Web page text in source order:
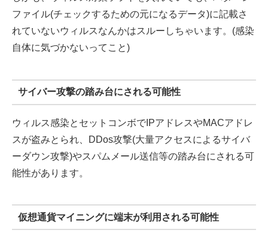
ファイル(チェックするための元になるデータ)に記載さ
れていないウィルスなんかはスルーしちゃいます。(感染
自体に気づかないってこと)
サイバー攻撃の踏み台にされる可能性
ウィルス感染とセットコンボでIPアドレスやMACアドレ
スが盗みとられ、DDos攻撃(大量アクセスによるサイバ
ーダウン攻撃)やスパムメール送信等の踏み台にされる可
能性があります。
仮想通貨マイニングに端末が利用される可能性